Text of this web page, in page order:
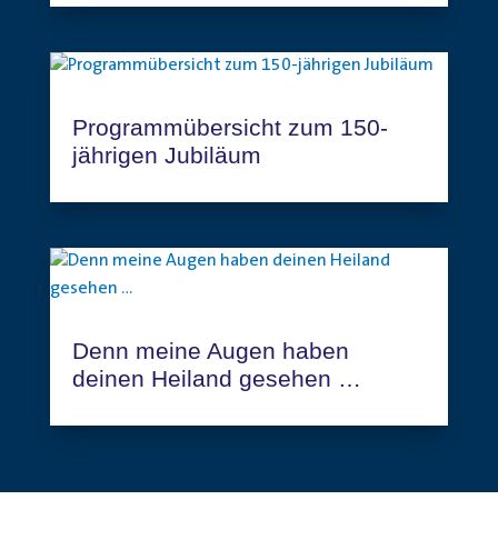
Programmübersicht zum 150-
jährigen Jubiläum
Denn meine Augen haben
deinen Heiland gesehen …